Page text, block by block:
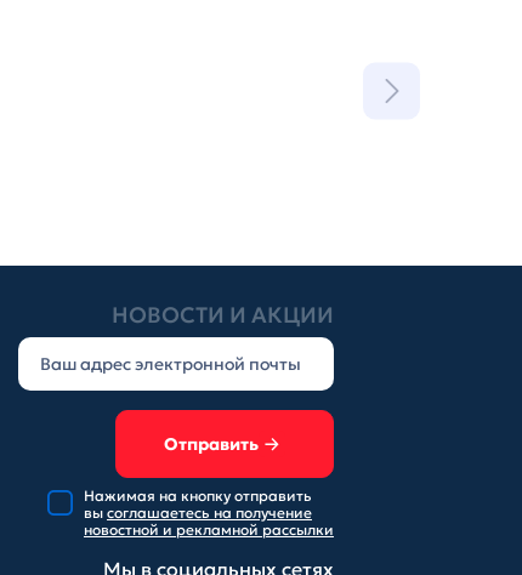
НОВОСТИ И АКЦИИ
Отправить
Нажимая на кнопку отправить
вы соглашаетесь на получение
новостной и рекламной рассылки
Мы в социальных сетях